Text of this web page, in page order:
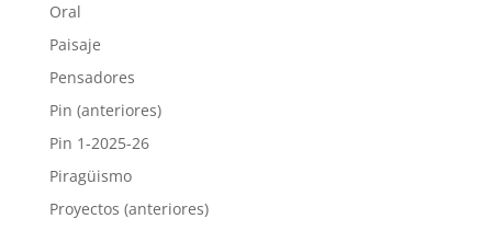
Oral
Paisaje
Pensadores
Pin (anteriores)
Pin 1-2025-26
Piragüismo
Proyectos (anteriores)